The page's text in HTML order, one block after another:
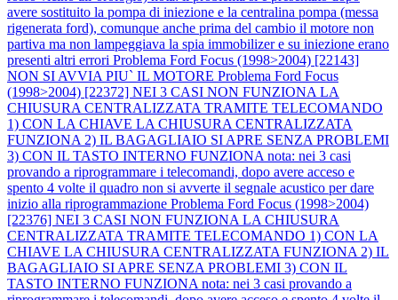
avere sostituito la pompa di iniezione e la centralina pompa (messa
rigenerata ford), comunque anche prima del cambio il motore non
partiva ma non lampeggiava la spia immobilizer e su iniezione erano
presenti altri errori Problema Ford Focus (1998>2004) [22143]
NON SI AVVIA PIU` IL MOTORE Problema Ford Focus
(1998>2004) [22372] NEI 3 CASI NON FUNZIONA LA
CHIUSURA CENTRALIZZATA TRAMITE TELECOMANDO
1) CON LA CHIAVE LA CHIUSURA CENTRALIZZATA
FUNZIONA 2) IL BAGAGLIAIO SI APRE SENZA PROBLEMI
3) CON IL TASTO INTERNO FUNZIONA nota: nei 3 casi
provando a riprogrammare i telecomandi, dopo avere acceso e
spento 4 volte il quadro non si avverte il segnale acustico per dare
inizio alla riprogrammazione Problema Ford Focus (1998>2004)
[22376] NEI 3 CASI NON FUNZIONA LA CHIUSURA
CENTRALIZZATA TRAMITE TELECOMANDO 1) CON LA
CHIAVE LA CHIUSURA CENTRALIZZATA FUNZIONA 2) IL
BAGAGLIAIO SI APRE SENZA PROBLEMI 3) CON IL
TASTO INTERNO FUNZIONA nota: nei 3 casi provando a